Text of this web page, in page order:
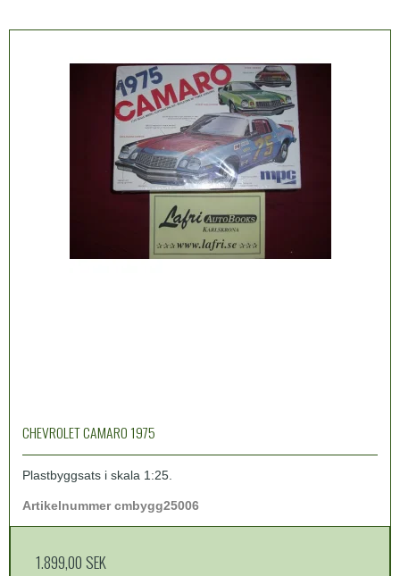
CHEVROLET CAMARO 1975
Plastbyggsats i skala 1:25.
Artikelnummer cmbygg25006
1.899,00 SEK